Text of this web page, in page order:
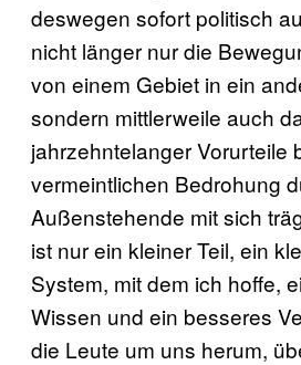
deswegen sofort politisch
nicht länger nur die
von einem Gebiet in ein
sondern mittlerweile auch
jahrzehntelanger Vorurteile
vermeintlichen Bedrohung
Außenstehende mit sich
ist nur ein kleiner Teil, ein
System, mit dem ich hoffe,
Wissen und ein besseres
die Leute um uns herum,